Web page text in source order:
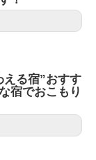
える宿”おすす
宿でおこもり